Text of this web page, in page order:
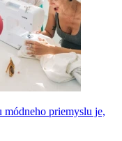
priemyslu je,